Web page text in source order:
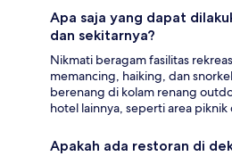
Apa saja yang dapat
dan sekitarnya?
Nikmati beragam fasilitas
memancing, haiking, dan
berenang di kolam renang
hotel lainnya, seperti area piknik
Apakah ada restoran di